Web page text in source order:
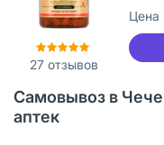
27 отзывов
Цена
Самовывоз в
аптек